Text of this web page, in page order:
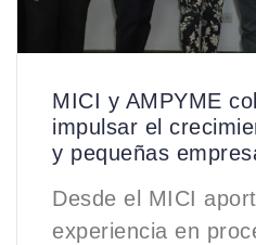
MICI y AMPYME
impulsar el
y pequeñas
Desde el MICI
experiencia en